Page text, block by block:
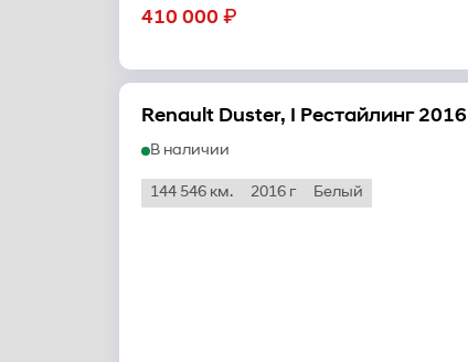
410 000 ₽
Renault Duster, I Рестайлинг 2016
В наличии
144 546 км. 2016 г Белый